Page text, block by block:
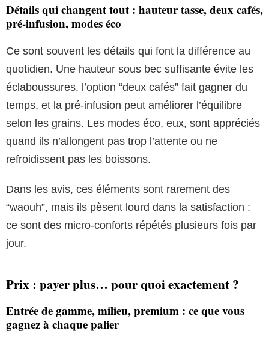
Détails qui changent tout : hauteur tasse, deux cafés,
pré-infusion, modes éco
Ce sont souvent les détails qui font la différence au
quotidien. Une hauteur sous bec suffisante évite les
éclaboussures, l’option “deux cafés” fait gagner du
temps, et la pré-infusion peut améliorer l’équilibre
selon les grains. Les modes éco, eux, sont appréciés
quand ils n’allongent pas trop l’attente ou ne
refroidissent pas les boissons.
Dans les avis, ces éléments sont rarement des
“waouh”, mais ils pèsent lourd dans la satisfaction :
ce sont des micro-conforts répétés plusieurs fois par
jour.
Prix : payer plus… pour quoi exactement ?
Entrée de gamme, milieu, premium : ce que vous
gagnez à chaque palier